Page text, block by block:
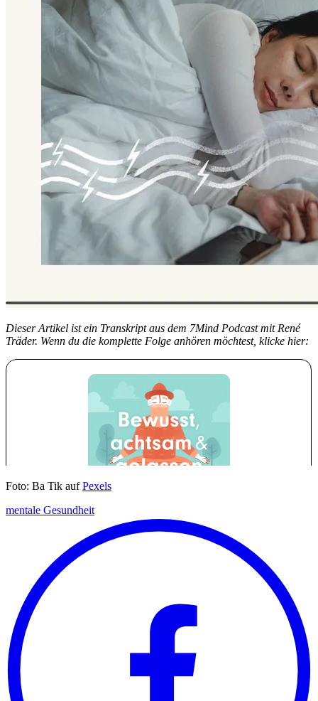
Dieser Artikel ist ein Transkript aus dem 7Mind Podcast mit René
Träder. Wenn du die komplette Folge anhören möchtest, klicke hier:
Foto: Ba Tik aufPexels
mentale Gesundheit